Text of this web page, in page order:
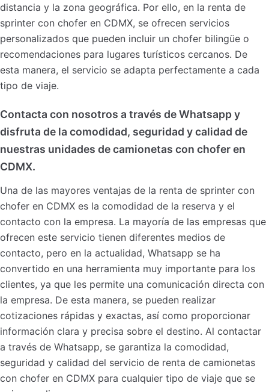
distancia y la zona geográfica. Por ello, en la renta de
sprinter con chofer en CDMX, se ofrecen servicios
personalizados que pueden incluir un chofer bilingüe o
recomendaciones para lugares turísticos cercanos. De
esta manera, el servicio se adapta perfectamente a cada
tipo de viaje.
Contacta con nosotros a través de Whatsapp y
disfruta de la comodidad, seguridad y calidad de
nuestras unidades de camionetas con chofer en
CDMX.
Una de las mayores ventajas de la renta de sprinter con
chofer en CDMX es la comodidad de la reserva y el
contacto con la empresa. La mayoría de las empresas que
ofrecen este servicio tienen diferentes medios de
contacto, pero en la actualidad, Whatsapp se ha
convertido en una herramienta muy importante para los
clientes, ya que les permite una comunicación directa con
la empresa. De esta manera, se pueden realizar
cotizaciones rápidas y exactas, así como proporcionar
información clara y precisa sobre el destino. Al contactar
a través de Whatsapp, se garantiza la comodidad,
seguridad y calidad del servicio de renta de camionetas
con chofer en CDMX para cualquier tipo de viaje que se